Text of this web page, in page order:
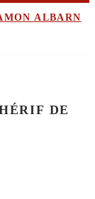
ALBARN
DE